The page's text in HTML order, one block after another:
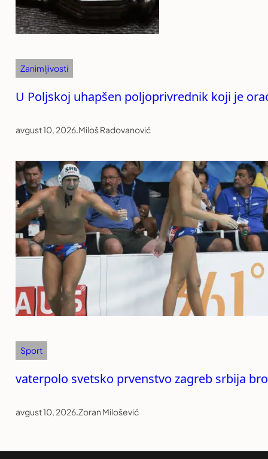
Zanimljivosti
U Poljskoj uhapšen poljoprivrednik koji je
avgust 10, 2026.Miloš Radovanović
Sport
vaterpolo svetsko prvenstvo zagreb srbija
avgust 10, 2026.Zoran Milošević